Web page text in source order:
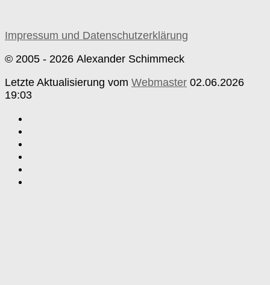
Impressum und Datenschutzerklärung
© 2005 - 2026 Alexander Schimmeck
Letzte Aktualisierung vom Webmaster 02.06.2026
19:03